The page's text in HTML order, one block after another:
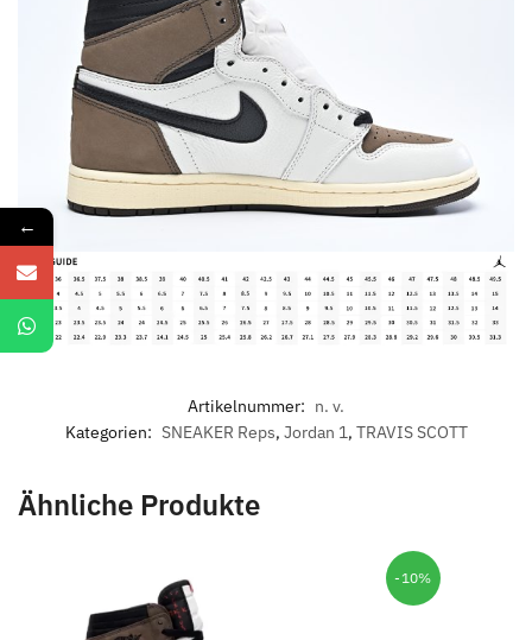
Artikelnummer: n. v.
Kategorien: SNEAKER Reps, Jordan 1, TRAVIS SCOTT
Ähnliche Produkte
-10%
←